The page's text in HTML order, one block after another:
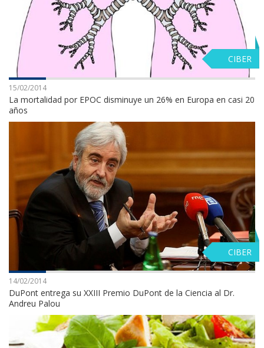
CIBER
15/02/2014
La mortalidad por EPOC disminuye un 26% en Europa en casi 20
años
CIBER
14/02/2014
DuPont entrega su XXIII Premio DuPont de la Ciencia al Dr.
Andreu Palou